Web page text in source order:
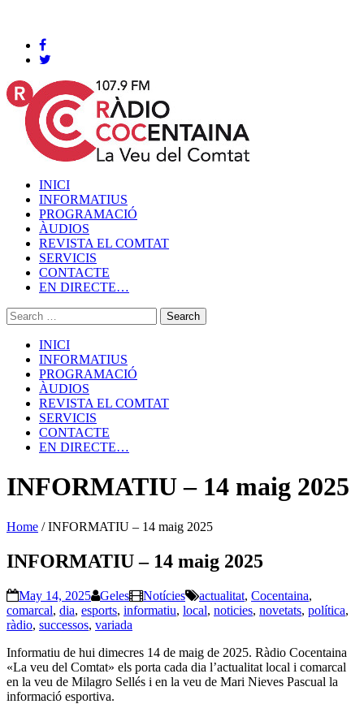
INICI
INFORMATIUS
PROGRAMACIÓ
ÀUDIOS
REVISTA EL COMTAT
SERVICIS
CONTACTE
EN DIRECTE…
INICI
INFORMATIUS
PROGRAMACIÓ
ÀUDIOS
REVISTA EL COMTAT
SERVICIS
CONTACTE
EN DIRECTE…
INFORMATIU – 14 maig 2025
Home /INFORMATIU – 14 maig 2025
INFORMATIU – 14 maig 2025
May 14, 2025 Geles Notícies actualitat, Cocentaina,
comarcal, dia, esports, informatiu, local, noticies, novetats, política,
ràdio, successos, variada
Informatiu de hui dimecres 14 de maig de 2025. Ràdio Cocentaina
«La veu del Comtat» els porta cada dia l’actualitat local i comarcal
en la veu de Milagro Sellés i en la veu de Mari Nieves Pascual la
informació esportiva.